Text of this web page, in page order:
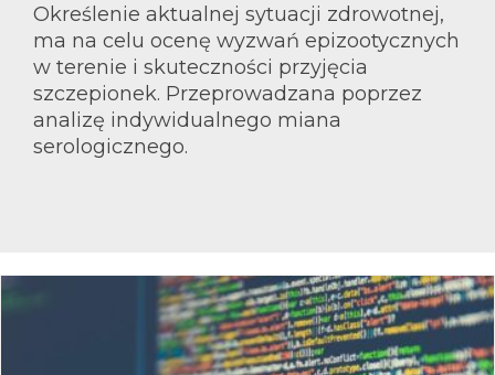
Określenie aktualnej sytuacji zdrowotnej,
ma na celu ocenę wyzwań epizootycznych
w terenie i skuteczności przyjęcia
szczepionek. Przeprowadzana poprzez
analizę indywidualnego miana
serologicznego.